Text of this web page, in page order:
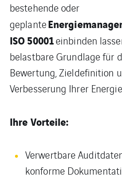
bestehende oder
geplante
ISO 50001einbinden
belastbare Grundlage für
Bewertung, Zieldefinition
Verbesserung Ihrer
Ihre Vorteile:
Verwertbare
konforme